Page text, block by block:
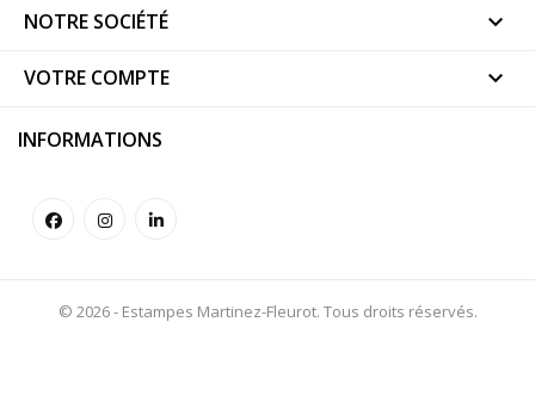
NOTRE SOCIÉTÉ 
VOTRE COMPTE 
INFORMATIONS
© 2026 - Estampes Martinez-Fleurot. Tous droits réservés.